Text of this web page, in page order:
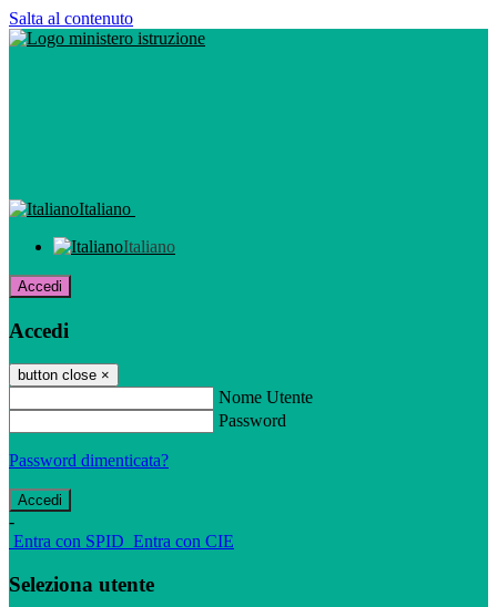
Salta al contenuto
Italiano
Italiano
Accedi
Accedi
button close ×
Nome Utente
Password
Password dimenticata?
-
Entra con SPID Entra con CIE
Seleziona utente